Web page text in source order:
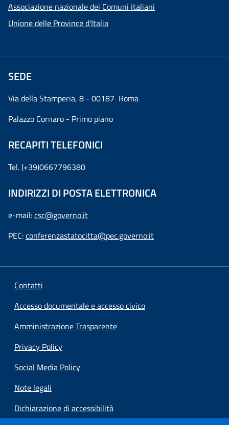
Associazione nazionale dei Comuni italiani
Unione delle Province d'Italia
SEDE
Via della Stamperia, 8 - 00187 Roma
Palazzo Cornaro - Primo piano
RECAPITI TELEFONICI
Tel. (+39)0667796380
INDIRIZZI DI POSTA ELETTRONICA
e-mail:csc@governo.it
PEC:conferenzastatocitta@pec.governo.it
Contatti
Accesso documentale e accesso civico
Amministrazione Trasparente
Privacy Policy
Social Media Policy
Note legali
Dichiarazione di accessibilità